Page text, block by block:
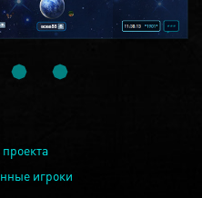
игроки